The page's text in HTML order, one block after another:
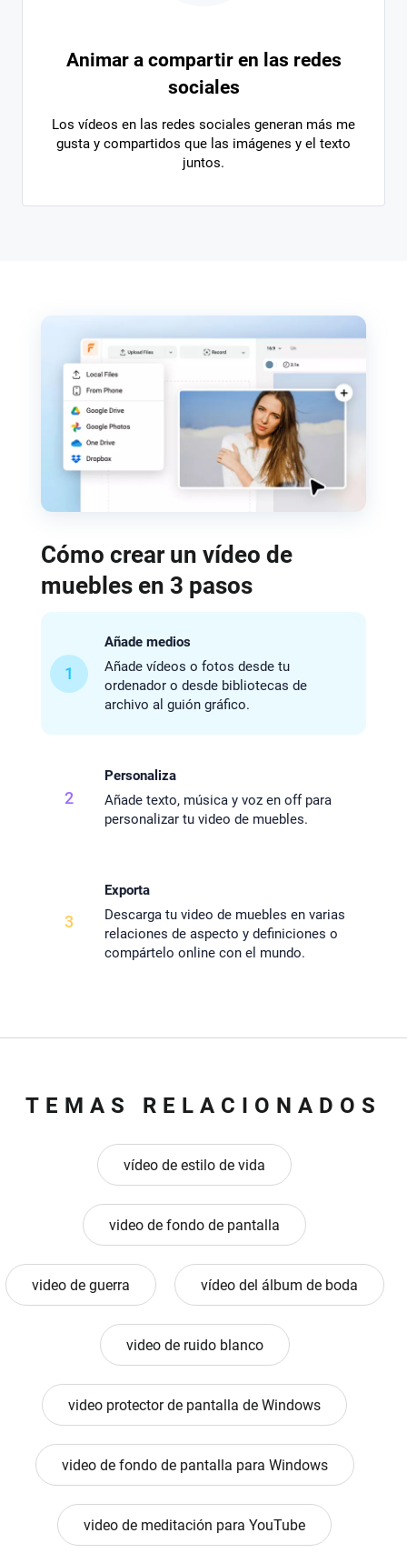
Animar a compartir en las redes
sociales
Los vídeos en las redes sociales generan más me
gusta y compartidos que las imágenes y el texto
juntos.
Cómo crear un vídeo de
muebles en 3 pasos
1
Añade medios
Añade vídeos o fotos desde tu
ordenador o desde bibliotecas de
archivo al guión gráfico.
2
Personaliza
Añade texto, música y voz en off para
personalizar tu video de muebles.
3
Exporta
Descarga tu video de muebles en varias
relaciones de aspecto y definiciones o
compártelo online con el mundo.
TEMAS RELACIONADOS
vídeo de estilo de vida
video de fondo de pantalla
video de guerra vídeo del álbum de boda
video de ruido blanco
video protector de pantalla de Windows
video de fondo de pantalla para Windows
video de meditación para YouTube